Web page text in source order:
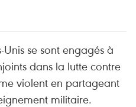
Unis se sont engagés à
dans la lutte contre
violent en partageant
militaire.